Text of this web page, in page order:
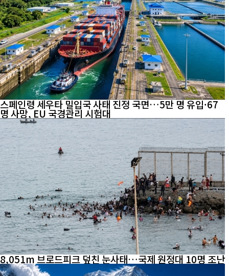
스페인령 세우타 밀입국 사태 진정 국면…5만 명 유입·67
명 사망, EU 국경관리 시험대
8,051m 브로드피크 덮친 눈사태…국제 원정대 10명 조난